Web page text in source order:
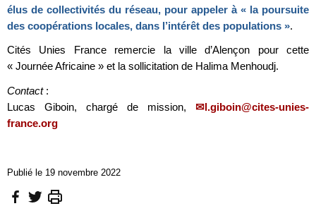
élus de collectivités du réseau, pour appeler à « la poursuite
des coopérations locales, dans l’intérêt des populations ».
Cités Unies France remercie la ville d’Alençon pour cette
« Journée Africaine » et la sollicitation de Halima Menhoudj.
Contact:
Lucas Giboin, chargé de mission,
l.giboin@cites-unies-
france.org
Publié le 19 novembre 2022